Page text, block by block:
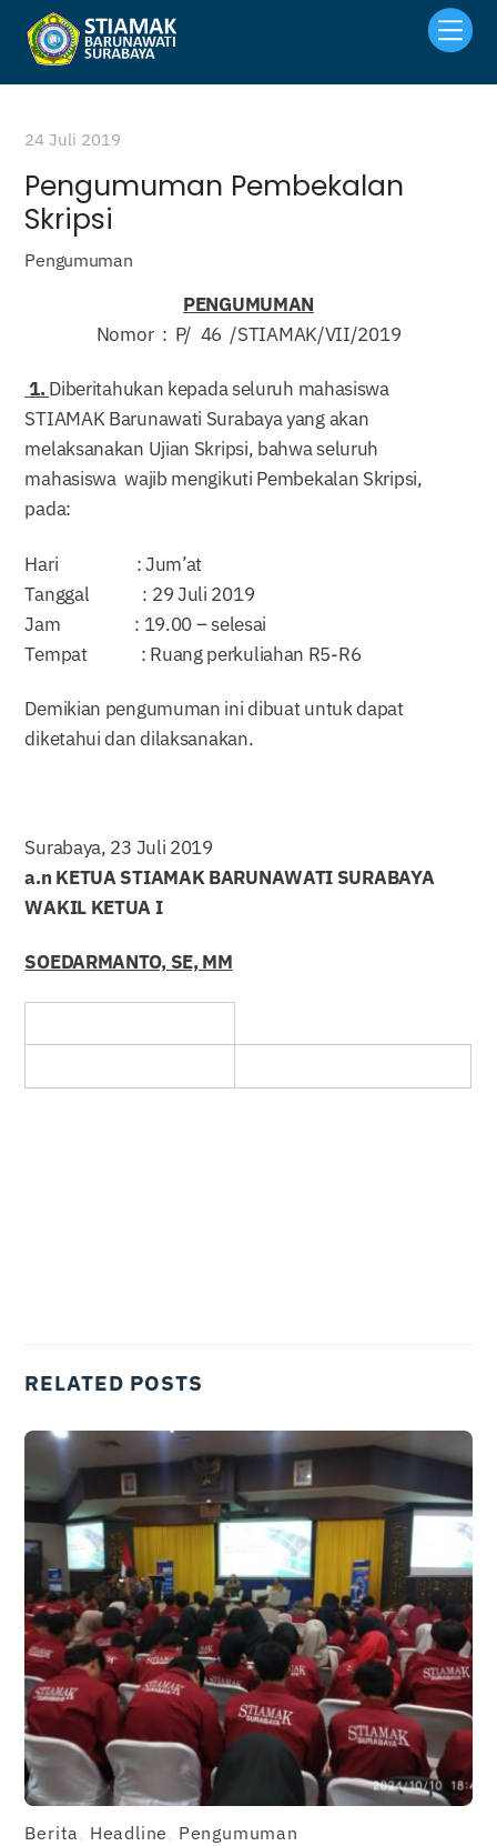
content
24 Juli 2019
Pengumuman Pembekalan
Skripsi
Pengumuman
PENGUMUMAN
Nomor : P/ 46 /STIAMAK/VII/2019
1. Diberitahukan kepada seluruh mahasiswa
STIAMAK Barunawati Surabaya yang akan
melaksanakan Ujian Skripsi, bahwa seluruh
mahasiswa wajib mengikuti Pembekalan Skripsi,
pada:
Hari : Jum’at
Tanggal : 29 Juli 2019
Jam : 19.00 – selesai
Tempat : Ruang perkuliahan R5-R6
Demikian pengumuman ini dibuat untuk dapat
diketahui dan dilaksanakan.
Surabaya, 23 Juli 2019
a.n KETUA STIAMAK BARUNAWATI SURABAYA
WAKIL KETUA I
SOEDARMANTO, SE, MM
RELATED POSTS
Berita , Headline , Pengumuman